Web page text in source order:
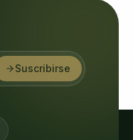
Suscribirse